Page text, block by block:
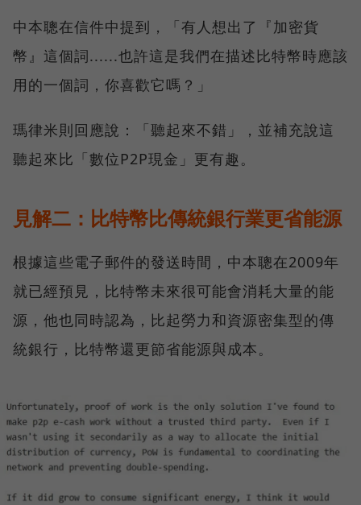
中本聰在信件中提到，「有人想出了『加密貨
幣』這個詞......也許這是我們在描述比特幣時應該
用的一個詞，你喜歡它嗎？」
瑪律米則回應說：「聽起來不錯」，並補充說這
聽起來比「數位P2P現金」更有趣。
見解二：比特幣比傳統銀行業更省能源
根據這些電子郵件的發送時間，中本聰在2009年
就已經預見，比特幣未來很可能會消耗大量的能
源，他也同時認為，比起勞力和資源密集型的傳
統銀行，比特幣還更節省能源與成本。